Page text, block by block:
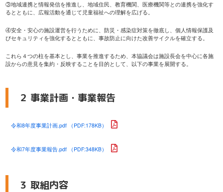
③地域連携と情報発信を推進し、地域住民、教育機関、医療機関等との連携を強化す
るとともに、広報活動を通じて児童福祉への理解を広げる。
④安全・安心の施設運営を行うために、防災・感染症対策を徹底し、個人情報保護及
びセキュリティを強化するとともに、事故防止に向けた改善サイクルを確立する。
これら４つの柱を基本とし、事業を推進するため、本協議会は施設長会を中心に各施
設からの意見を集約・反映することを目的として、以下の事業を展開する。
２ 事業計画・事業報告
令和8年度事業計画.pdf （PDF:178KB）
令和7年度事業報告.pdf （PDF:348KB）
３ 取組内容